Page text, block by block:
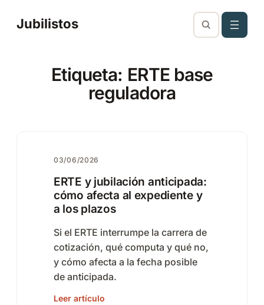
Jubilistos
Etiqueta: ERTE base
reguladora
03/06/2026
ERTE y jubilación anticipada:
cómo afecta al expediente y
a los plazos
Si el ERTE interrumpe la carrera de
cotización, qué computa y qué no,
y cómo afecta a la fecha posible
de anticipada.
Leer artículo